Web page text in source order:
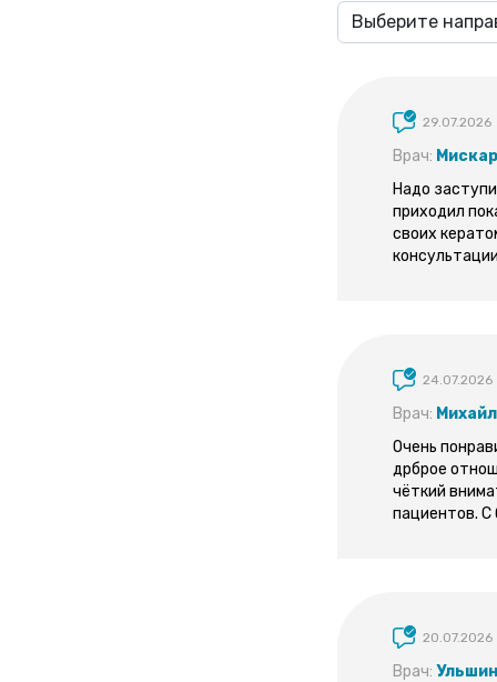
29.07.2026
Врач:
Надо
приходил
своих
24.07.2026
Врач:
Очень
дрброе
чёткий
пациентов. С
20.07.2026
Врач: